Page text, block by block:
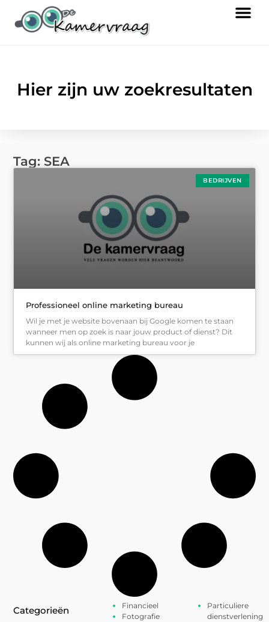
Hier zijn uw zoekresultaten
Tag: SEA
BEDRIJVEN
Professioneel online marketing bureau
Wil je met je website bovenaan bij Google komen te staan
wanneer men op zoek is naar jouw product of dienst? Dit
kunnen wij als online marketing bureau voor je
Categorieën
Financieel
Fotografie
Particuliere
dienstverlening